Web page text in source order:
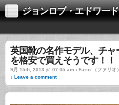
ジョンロブ・エドワードグリーンなど英国
英国靴の名作モデル、チ
を格安で買えそうです！！
9月 15th, 2013 @ 07:05 am › Fario （ファリオ）
↓ Leave a comment